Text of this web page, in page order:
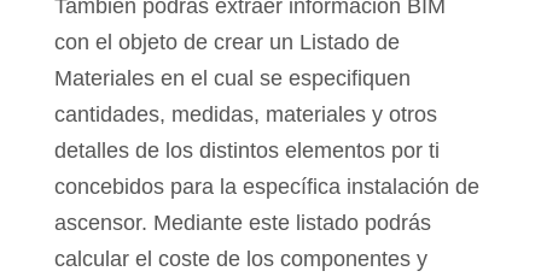
También podrás extraer información BIM
con el objeto de crear un Listado de
Materiales en el cual se especifiquen
cantidades, medidas, materiales y otros
detalles de los distintos elementos por ti
concebidos para la específica instalación de
ascensor. Mediante este listado podrás
calcular el coste de los componentes y